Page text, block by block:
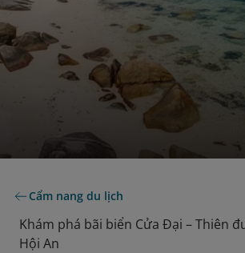
Cẩm nang du lịch
Khám phá bãi biển Cửa Đại – Thiên
Hội An